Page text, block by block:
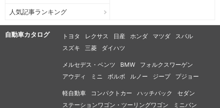
人気記事ランキング
自動車カタログ トヨタ レクサス 日産 ホンダ マツダ
スバル
スズキ
三菱 ダイハツ
メルセデス・ベンツ BMW
フォルクスワーゲン
アウディ
ミニ ボルボ ルノー ジープ プジョー
軽自動車 コンパクトカー ハッチバック
セダン
ステーションワゴン・ツーリングワゴン
ミニバン